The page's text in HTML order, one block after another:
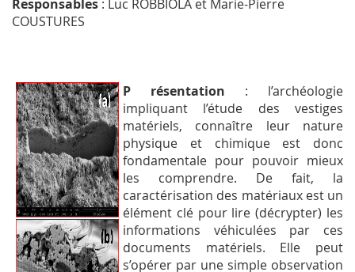
Responsables : Luc ROBBIOLA et Marie-Pierre
COUSTURES
P résentation : l’archéologie
impliquant l’étude des vestiges
matériels, connaître leur nature
physique et chimique est donc
fondamentale pour pouvoir mieux
les comprendre. De fait, la
caractérisation des matériaux est un
élément clé pour lire (décrypter) les
informations véhiculées par ces
documents matériels. Elle peut
s’opérer par une simple observation